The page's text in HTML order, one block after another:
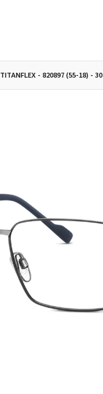
TITANFLEX - 820897 (55-18) - 30